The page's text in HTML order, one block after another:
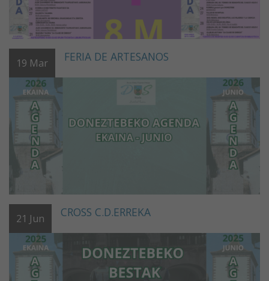
19 Mar FERIA DE ARTESANOS
21 Jun CROSS C.D.ERREKA